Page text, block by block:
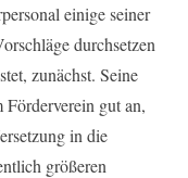
einige seiner
durchsetzen
zunächst. Seine
gut an,
in die
größeren